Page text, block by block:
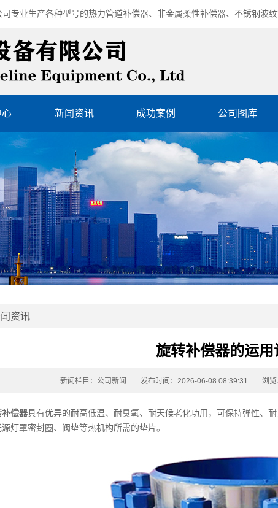
专业生产各种型号的热力管道补偿器、 非金属柔性补偿器、 不锈钢波
心 新闻资讯 成功案例 公司图库
资讯
旋转补偿器的运
新闻栏目： 公司新闻 发布时间：2026-06-08 08:39:31 浏
补偿器具有优异的耐高低温、耐臭氧、耐天候老化功用，可保持弹性
灯罩密封圈、阀垫等热机构所需的垫片。